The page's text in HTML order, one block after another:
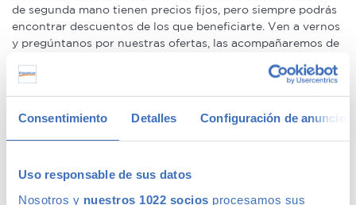
Consentimiento Detalles Configuración de anuncios
Uso responsable de sus datos
Nosotros y nuestros 1022 socios procesamos sus
de segunda mano tienen precios fijos, pero siempre podrás
encontrar descuentos de los que beneficiarte. Ven a vernos
y pregúntanos por nuestras ofertas, las acompañaremos de
necesidades. Además, aceptamos tu coche a cambio.
Coches de ocasión con garantía
mayor calidad, ya que nuestros vehículos pasan el más
riguroso control de calidad –solo lo supera 1 de cada 4